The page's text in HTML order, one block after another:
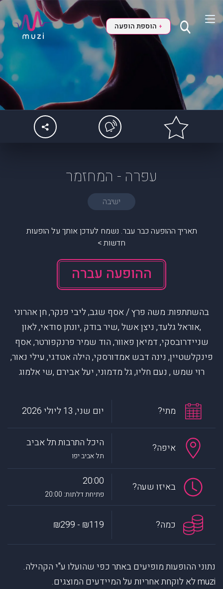
+ הוספת הופעה
עפרה - המחזמר
ישיבה
תאריך ההופעה כבר עבר. נשמח לעדכן אותך על הופעות
חדשות >
ההופעה עברה
בהשתתפות: משה פרץ / אסף שגב, ליבי פנקר, חן אהרוני
,אוראל גלעד, ניצן אשל ,שיר בודק ,יונתן סודאי, לאון
שניידרובסקי, דמיאן פאוור, הוד שמיר פרנקפורטר, אסף
פינקלשטיין, נינה דבש אמדורסקי, הילה אטדגי, עילי נאור,
רוי שמש , נעם חליו, גל מדמוני, יעל אבירם ,שי אלמוג
מתי? יום שני, 13 ליולי 2026
איפה? היכל התרבות תל אביב
תל אביב יפו
באיזו שעה? 20:00
פתיחת דלתות: 20:00
כמה? ₪119 - ₪299
נתוני ההופעות מופיעים באתר כפי שהועלו ע"י הקהילה.
muzi לא לוקחת אחריות על המיידעים המוצגים.